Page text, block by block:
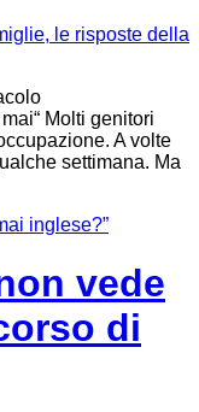
le risposte della
Molti genitori
A volte
settimana. Ma
inglese?”
vede
di